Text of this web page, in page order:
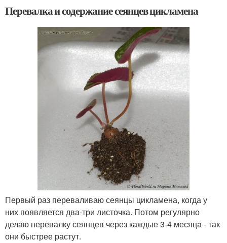
Перевалка и содержание сеянцев цикламена
Первый раз переваливаю сеянцы цикламена, когда у
них появляется два-три листочка. Потом регулярно
делаю перевалку сеянцев через каждые 3-4 месяца - так
они быстрее растут.